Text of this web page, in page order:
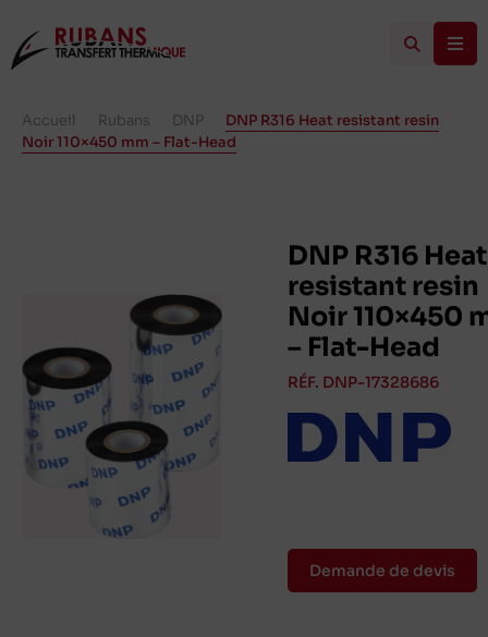
Accueil Rubans DNP
DNP R316 Heat resistant resin
Noir 110×450 mm – Flat-Head
DNP R316 Heat
resistant resin
Noir 110×450
– Flat-Head
RÉF. DNP-17328686
Demande de devis